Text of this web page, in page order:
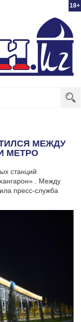
18+
МЕЖДУ
МЕТРО
станций
. Между
пресс-служба